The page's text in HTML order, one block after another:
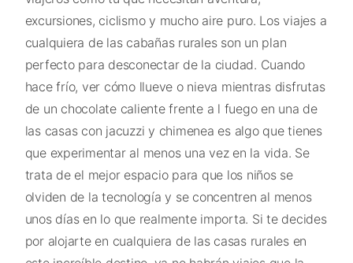
excursiones, ciclismo y mucho aire puro. Los viajes a
cualquiera de las cabañas rurales son un plan
perfecto para desconectar de la ciudad. Cuando
hace frío, ver cómo llueve o nieva mientras disfrutas
de un chocolate caliente frente a l fuego en una de
las casas con jacuzzi y chimenea es algo que tienes
que experimentar al menos una vez en la vida. Se
trata de el mejor espacio para que los niños se
olviden de la tecnología y se concentren al menos
unos días en lo que realmente importa. Si te decides
por alojarte en cualquiera de las casas rurales en